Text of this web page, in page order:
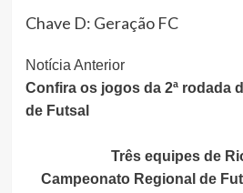
Chave D: Geração FC
Continue
Lendo
Notícia Anterior
Confira os jogos da 2ª rodada
de Futsal
Três equipes de
Campeonato Regional de